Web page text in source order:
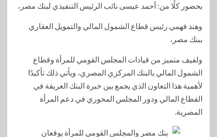
بحضور كلًا من: أحمد عيسى نائب الرئيس التنفيذي لبنك مصر،
وهند فهمي رئيس قطاع الشمول المالي والتمويل العقاري
ببنك مصر،
ولفيف متميز من قيادات المجلس القومي للمرأة وقطاع
الشمول المالي بالبنك المركزي المصري، ويأتي ذلك تأكيدًا
لأهمية هذا التعاون الذي يجمع بين خبرة البنك العريقة في
القطاع المالي ودور المجلس المحوري في دعم المرأة
المصرية.